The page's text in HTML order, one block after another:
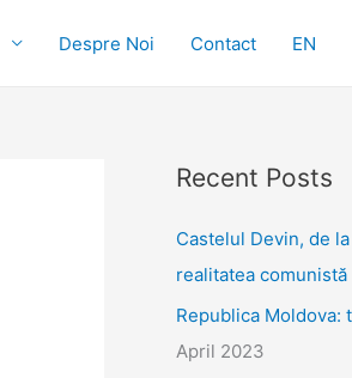
Despre Noi Contact EN
Recent Posts
Castelul Devin, de
realitatea comunistă
Republica Moldova:
April 2023